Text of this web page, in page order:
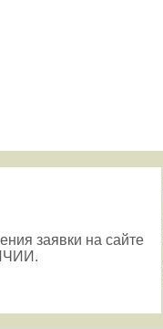
заявки на сайте